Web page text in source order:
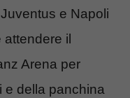
e Napoli
il
Arena per
e della panchina